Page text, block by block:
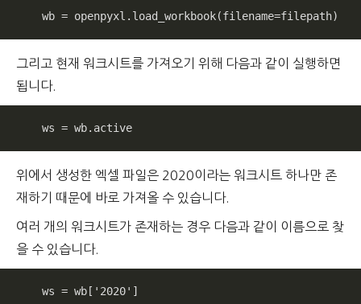
    wb = openpyxl.load_workbook(filename=filepath)
그리고 현재 워크시트를 가져오기 위해 다음과 같이 실행하면
됩니다.
    ws = wb.active
위에서 생성한 엑셀 파일은 2020이라는 워크시트 하나만 존
재하기 때문에 바로 가져올 수 있습니다.
여러 개의 워크시트가 존재하는 경우 다음과 같이 이름으로 찾
을 수 있습니다.
    ws = wb['2020']